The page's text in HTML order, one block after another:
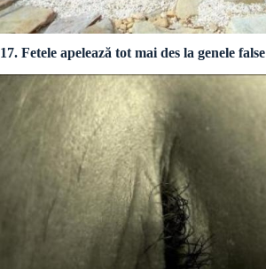
17. Fetele apelează tot mai des la genele false